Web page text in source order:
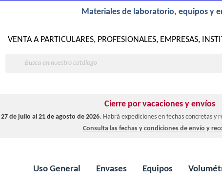
Materiales de laboratorio, equipos y
VENTA A PARTICULARES, PROFESIONALES, EMPRESAS,
Cierre por vacaciones y envíos
27 de julio al 21 de agosto de 2026. Habrá expediciones en fechas concretas
Consulta las fechas y condiciones de envío y
Uso General Envases Equipos